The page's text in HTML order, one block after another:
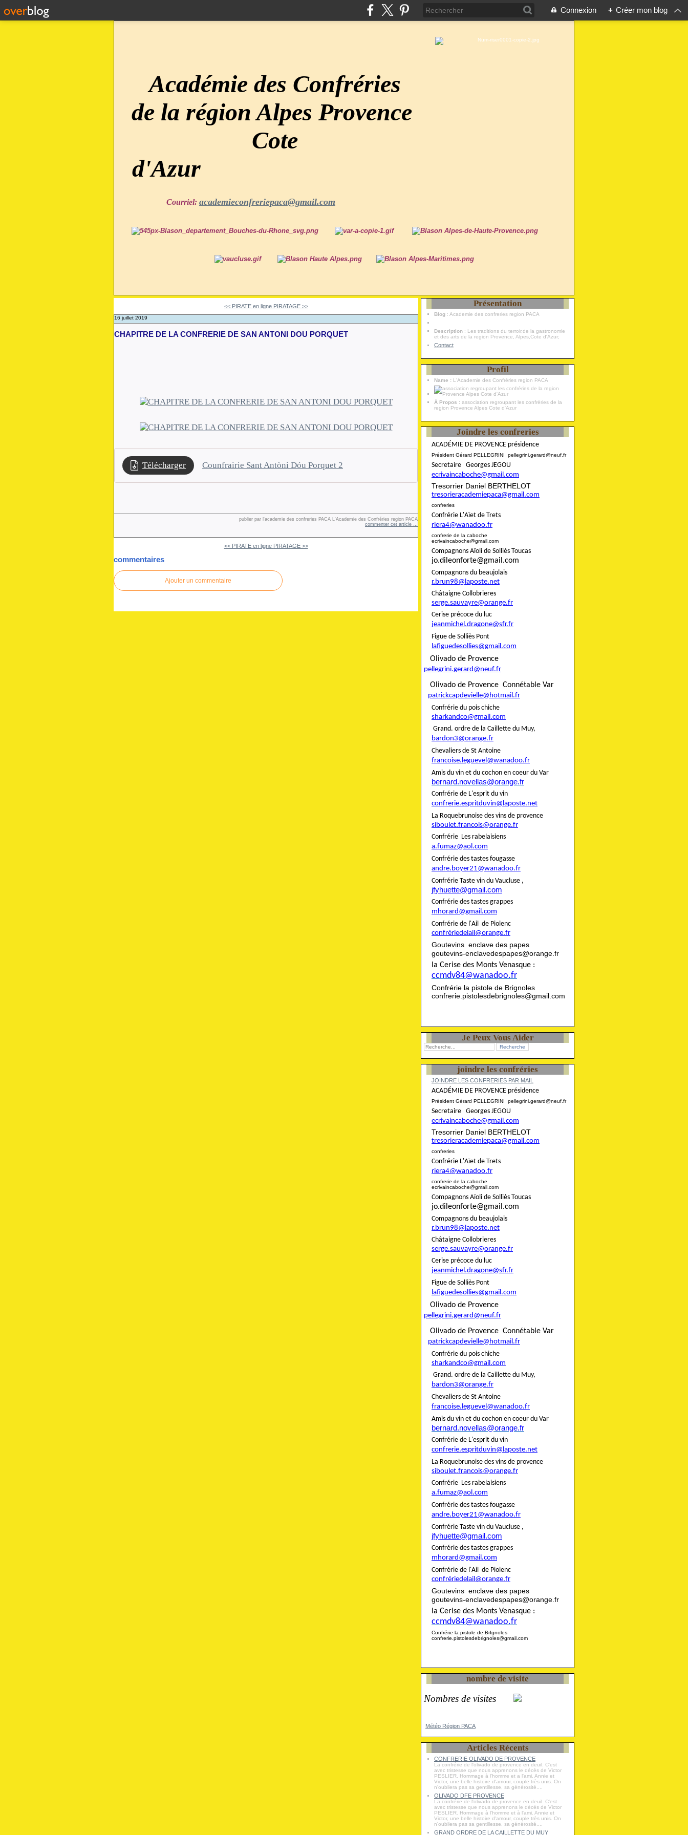
Connexion + Créer mon blog
Académie des Confréries
de la région Alpes Provence
Cote
d'Azur
Courriel: academieconfreriepaca@gmail.com
<< PIRATE en ligne PIRATAGE >>
16 juillet 2019
CHAPITRE DE LA CONFRERIE DE SAN ANTONI DOU PORQUET
Télécharger Counfrairie Sant Antòni Dóu Porquet 2
publier par l'academie des confreries PACA L'Academie des Confréries region PACA
commenter cet article
<< PIRATE en ligne PIRATAGE >>
commentaires
Ajouter un commentaire
Présentation
Blog : Academie des confreries region PACA
Description : Les traditions du terroir,de la gastronomie
et des arts de la region Provence, Alpes,Cote d'Azur;
Contact
Profil
Name : L'Academie des Confréries region PACA
À Propos : association regroupant les confréries de la
region Provence Alpes Cote d'Azur
Joindre les confreries
ACADÉMIE DE PROVENCE présidence
Président Gérard PELLEGRINI pellegrini.gerard@neuf.fr
Secretaire Georges JEGOU
ecrivaincaboche@gmail.com
Tresorrier Daniel BERTHELOT
tresorieracademiepaca@gmail.com
confreries
Confrérie L'Aïet de Trets
riera4@wanadoo.fr
confrerie de la caboche
ecrivaincaboche@gmail.com
Compagnons Aïoli de Solliès Toucas
jo.dileonforte@gmail.com
Compagnons du beaujolais
r.brun98@laposte.net
Châtaigne Collobrieres
serge.sauvayre@orange.fr
Cerise précoce du luc
jeanmichel.dragone@sfr.fr
Figue de Solliès Pont
lafiguedesollies@gmail.com
Olivado de Provence
pellegrini.gerard@neuf.fr
Olivado de Provence Connétable Var
patrickcapdevielle@hotmail.fr
Confrérie du pois chiche
sharkandco@gmail.com
Grand. ordre de la Caillette du Muy,
bardon3@orange.fr
Chevaliers de St Antoine
francoise.leguevel@wanadoo.fr
Amis du vin et du cochon en coeur du Var
bernard.novellas@orange.fr
Confrérie de L'esprit du vin
confrerie.espritduvin@laposte.net
La Roquebrunoise des vins de provence
siboulet.francois@orange.fr
Confrérie Les rabelaisiens
a.fumaz@aol.com
Confrérie des tastes fougasse
andre.boyer21@wanadoo.fr
Confrérie Taste vin du Vaucluse ,
jfyhuette@gmail.com
Confrérie des tastes grappes
mhorard@gmail.com
Confrérie de l'Ail de Piolenc
confrériedelail@orange.fr
Goutevins enclave des papes
goutevins-enclavedespapes@orange.fr
la Cerise des Monts Venasque :
ccmdv84@wanadoo.fr
Confrérie la pistole de Brignoles
confrerie.pistolesdebrignoles@gmail.com
Je Peux Vous Aider
joindre les confréries
JOINDRE LES CONFRERIES PAR MAIL
ACADÉMIE DE PROVENCE présidence
Président Gérard PELLEGRINI pellegrini.gerard@neuf.fr
Secretaire Georges JEGOU
ecrivaincaboche@gmail.com
Tresorrier Daniel BERTHELOT
tresorieracademiepaca@gmail.com
confreries
Confrérie L'Aïet de Trets
riera4@wanadoo.fr
confrerie de la caboche
ecrivaincaboche@gmail.com
Compagnons Aïoli de Solliès Toucas
jo.dileonforte@gmail.com
Compagnons du beaujolais
r.brun98@laposte.net
Châtaigne Collobrieres
serge.sauvayre@orange.fr
Cerise précoce du luc
jeanmichel.dragone@sfr.fr
Figue de Solliès Pont
lafiguedesollies@gmail.com
Olivado de Provence
pellegrini.gerard@neuf.fr
Olivado de Provence Connétable Var
patrickcapdevielle@hotmail.fr
Confrérie du pois chiche
sharkandco@gmail.com
Grand. ordre de la Caillette du Muy,
bardon3@orange.fr
Chevaliers de St Antoine
francoise.leguevel@wanadoo.fr
Amis du vin et du cochon en coeur du Var
bernard.novellas@orange.fr
Confrérie de L'esprit du vin
confrerie.espritduvin@laposte.net
La Roquebrunoise des vins de provence
siboulet.francois@orange.fr
Confrérie Les rabelaisiens
a.fumaz@aol.com
Confrérie des tastes fougasse
andre.boyer21@wanadoo.fr
Confrérie Taste vin du Vaucluse ,
jfyhuette@gmail.com
Confrérie des tastes grappes
mhorard@gmail.com
Confrérie de l'Ail de Piolenc
confrériedelail@orange.fr
Goutevins enclave des papes
goutevins-enclavedespapes@orange.fr
la Cerise des Monts Venasque :
ccmdv84@wanadoo.fr
Confrérie la pistole de BrIgnoles
confrerie.pistolesdebrignoles@gmail.com
nombre de visite
Nombres de visites
Météo Région PACA
Articles Récents
CONFRERIE OLIVADO DE PROVENCE
La confrérie de l'olivado de provence en deuil. C'est
avec tristesse que nous apprenons le décès de Victor
PESLIER. Hommage à l'homme et a l'ami. Annie et
Victor, une belle histoire d'amour, couple très unis. On
n'oubliera pas sa gentillesse, sa générosité....
OLIVADO DFE PROVENCE
La confrérie de l'olivado de provence en deuil. C'est
avec tristesse que nous apprenons le décès de Victor
PESLIER. Hommage à l'homme et à l'ami. Annie et
Victor, une belle histoire d'amour, couple très unis. On
n'oubliera pas sa gentillesse, sa générosité....
GRAND ORDRE DE LA CAILLETTE DU MUY